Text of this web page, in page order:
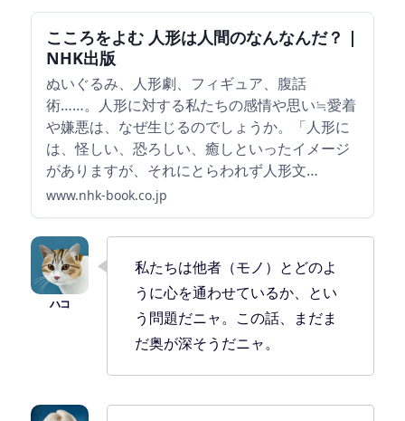
こころをよむ 人形は人間のなんなんだ？ |
NHK出版
ぬいぐるみ、人形劇、フィギュア、腹話
術……。人形に対する私たちの感情や思い≒愛着
や嫌悪は、なぜ生じるのでしょうか。「人形に
は、怪しい、恐ろしい、癒しといったイメージ
がありますが、それにとらわれず人形文…
www.nhk-book.co.jp
私たちは他者（モノ）とどのよ
うに心を通わせているか、とい
う問題だニャ。この話、まだま
だ奥が深そうだニャ。